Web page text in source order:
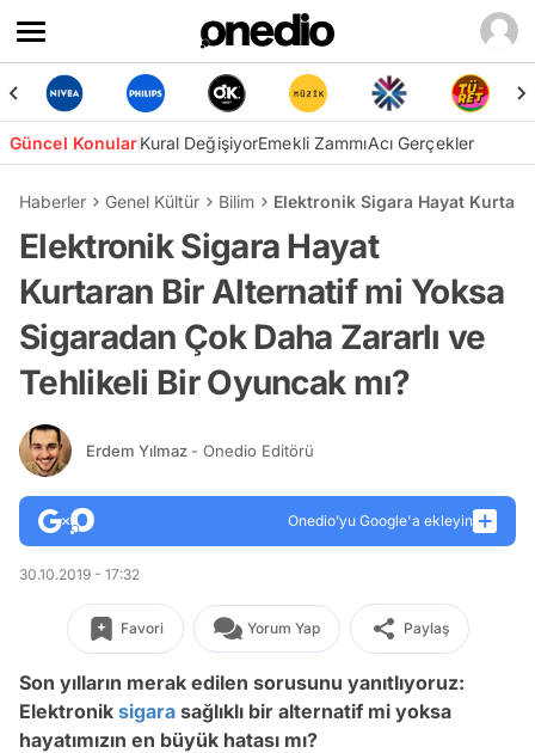
Güncel KonularKural DeğişiyorEmekli ZammıAcı Gerçekler
Haberler Genel Kültür Bilim Elektronik Sigara Hayat
Elektronik Sigara Hayat
Kurtaran Bir Alternatif mi Yoksa
Sigaradan Çok Daha Zararlı ve
Tehlikeli Bir Oyuncak mı?
Erdem Yılmaz - Onedio Editörü
Onedio’yu Google'a ekleyin
30.10.2019 - 17:32
Favori Yorum Yap Paylaş
Son yılların merak edilen sorusunu yanıtlıyoruz:
Elektronik sigara sağlıklı bir alternatif mi yoksa
hayatımızın en büyük hatası mı?